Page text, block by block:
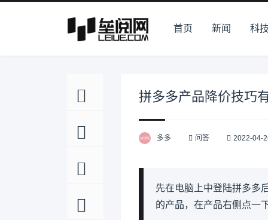
首页 新闻 科
拼多多产品降价技巧
多多 问答 2022-04-
先在电脑上中登陆拼多多
的产品，在产品右侧点一